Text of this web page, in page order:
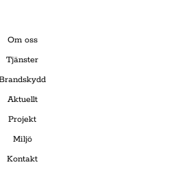
Om oss
Tjänster
Aktuellt
Projekt
Miljö
Kontakt